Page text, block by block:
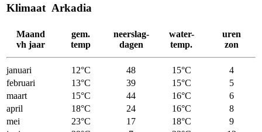
Klimaat Arkadia
Maand
vh jaar
gem.
temp
neerslag-
dagen
water-
temp.
uren
zon
januari 12°C 48 15°C
4
februari
13°C 39 15°C
5
maart
15°C 44 16°C
6
april
18°C 24 16°C
8
mei
23°C 17 18°C
9